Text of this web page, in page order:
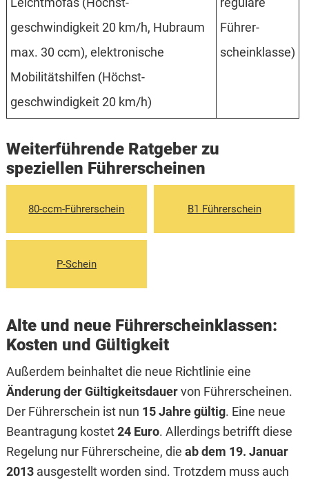
geschwindigkeit 20 km/h, Hubraum
max. 30 ccm), elektronische
Mobilitätshilfen (Höchst­
geschwindigkeit 20 km/h)
Führer­
scheinklasse)
Weiterführende Ratgeber zu
speziellen Führerscheinen
80-ccm-Führerschein B1 Führerschein
P-Schein
Alte und neue Führerscheinklassen:
Kosten und Gültigkeit
Außerdem beinhaltet die neue Richtlinie eine
Änderung der Gültigkeitsdauervon Führerscheinen.
Der Führerschein ist nun 15 Jahre gültig. Eine neue
Beantragung kostet24 Euro. Allerdings betrifft diese
Regelung nur Führerscheine, die ab dem 19. Januar
2013ausgestellt worden sind. Trotzdem muss auch